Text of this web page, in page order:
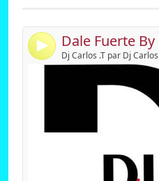
4 Dale Fuerte
Dj Carlos .T par Dj Carlos